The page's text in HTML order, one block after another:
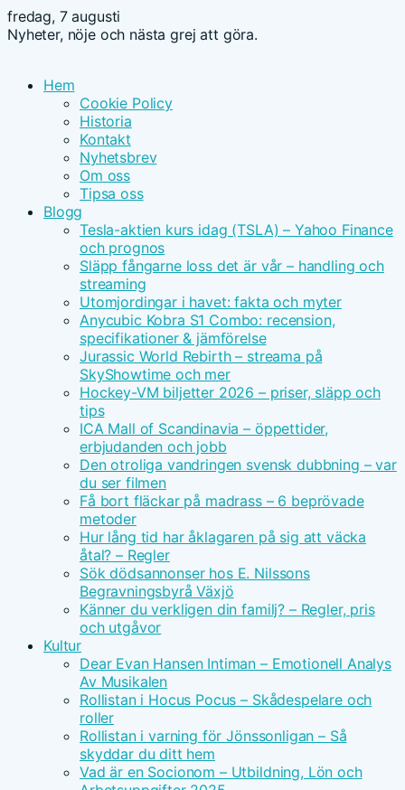
fredag, 7 augusti
Nyheter, nöje och nästa grej att göra.
Hem
Cookie Policy
Historia
Kontakt
Nyhetsbrev
Om oss
Tipsa oss
Blogg
Tesla-aktien kurs idag (TSLA) – Yahoo Finance
och prognos
Släpp fångarne loss det är vår – handling och
streaming
Utomjordingar i havet: fakta och myter
Anycubic Kobra S1 Combo: recension,
specifikationer & jämförelse
Jurassic World Rebirth – streama på
SkyShowtime och mer
Hockey-VM biljetter 2026 – priser, släpp och
tips
ICA Mall of Scandinavia – öppettider,
erbjudanden och jobb
Den otroliga vandringen svensk dubbning – var
du ser filmen
Få bort fläckar på madrass – 6 beprövade
metoder
Hur lång tid har åklagaren på sig att väcka
åtal? – Regler
Sök dödsannonser hos E. Nilssons
Begravningsbyrå Växjö
Känner du verkligen din familj? – Regler, pris
och utgåvor
Kultur
Dear Evan Hansen Intiman – Emotionell Analys
Av Musikalen
Rollistan i Hocus Pocus – Skådespelare och
roller
Rollistan i varning för Jönssonligan – Så
skyddar du ditt hem
Vad är en Socionom – Utbildning, Lön och